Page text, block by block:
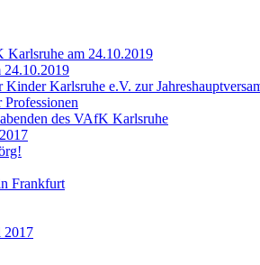
Karlsruhe am 24.10.2019
24.10.2019
Karlsruhe e.V. zur
des VAfK Karlsruhe
Frankfurt
2017